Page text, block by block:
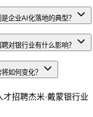
企业AI化落地的典型？
对银行业有什么影响？
如何变化？
才招聘杰米·戴蒙银行业